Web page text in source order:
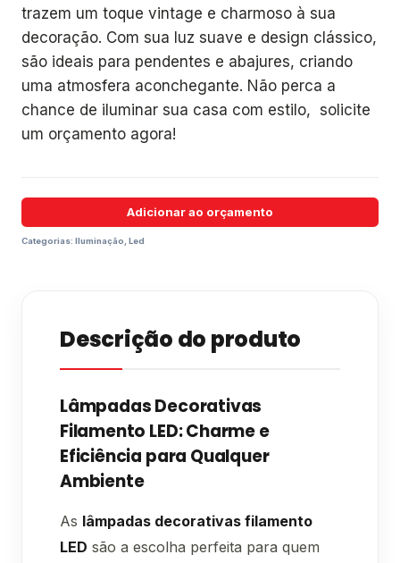
trazem um toque vintage e charmoso à sua
decoração. Com sua luz suave e design clássico,
são ideais para pendentes e abajures, criando
uma atmosfera aconchegante. Não perca a
chance de iluminar sua casa com estilo, solicite
um orçamento agora!
Adicionar ao orçamento
Categorias: Iluminação, Led
Descrição do produto
Lâmpadas Decorativas
Filamento LED: Charme e
Eficiência para Qualquer
Ambiente
As lâmpadas decorativas filamento
LED são a escolha perfeita para quem